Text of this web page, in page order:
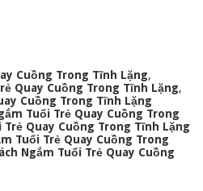
Cuồng Trong Tĩnh Lặng,
Quay Cuồng Trong Tĩnh Lặng,
Cuồng Trong Tĩnh Lặng
Tuổi Trẻ Quay Cuồng Trong
Trẻ Quay Cuồng Trong Tĩnh Lặng
Tuổi Trẻ Quay Cuồng Trong
Ngắm Tuổi Trẻ Quay Cuồng